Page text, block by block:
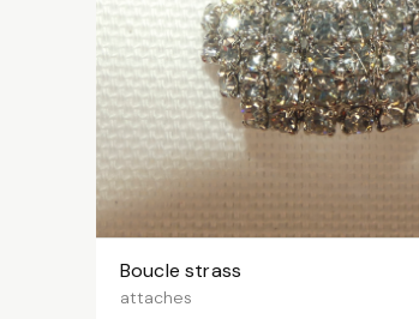
VOIR LES VARIANTES
Boucle strass
attaches